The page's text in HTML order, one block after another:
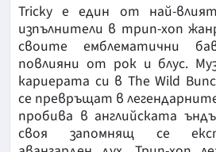
Tricky е един от най-
изпълнители в трип-хоп
своите емблематични
повлияни от рок и блус.
кариерата си в The Wild
се превръщат в
пробива в английската
своя запомнящ се